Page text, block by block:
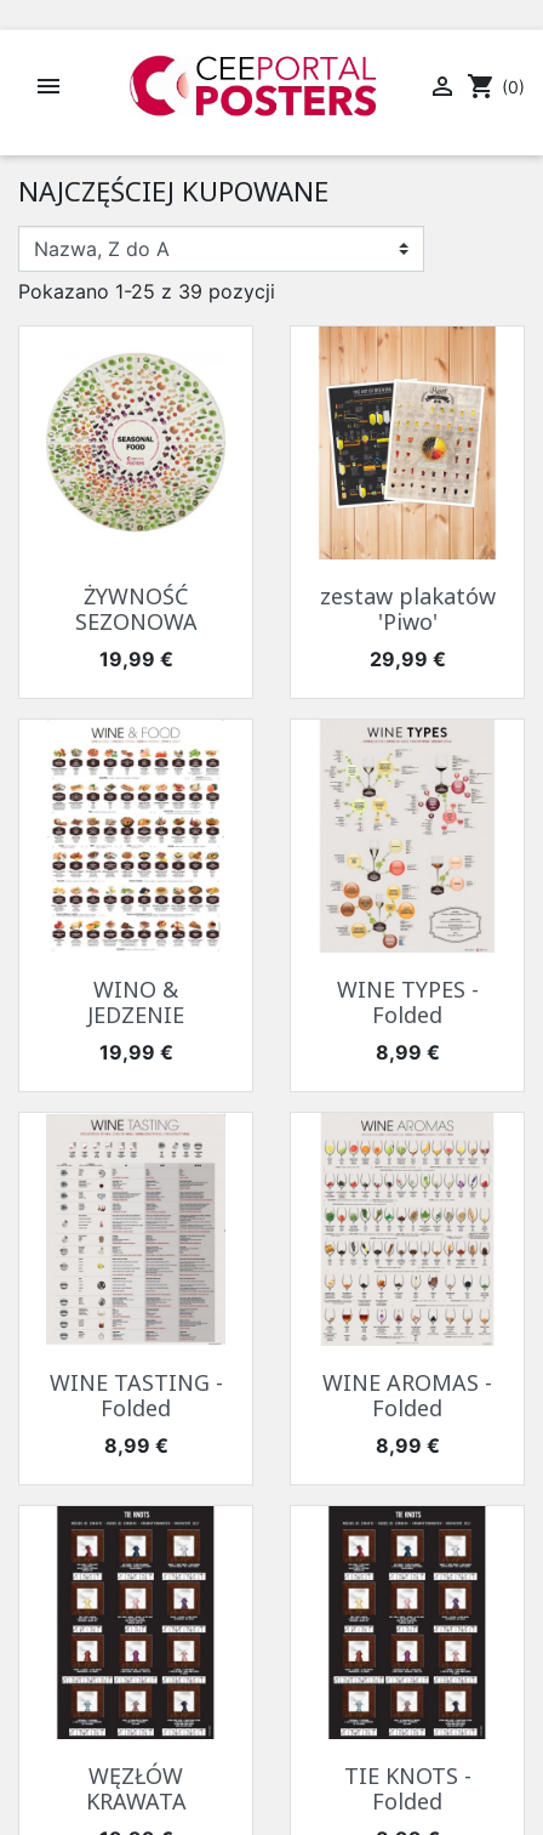
  shopping_cart (0)
NAJCZĘŚCIEJ KUPOWANE
Pokazano 1-25 z 39 pozycji
ŻYWNOŚĆ
SEZONOWA
Cena
19,99 €
zestaw plakatów
'Piwo'
Cena
29,99 €
WINO &
JEDZENIE
Cena
19,99 €
WINE TYPES -
Folded
Cena
8,99 €
WINE TASTING -
Folded
Cena
8,99 €
WINE AROMAS -
Folded
Cena
8,99 €
WĘZŁÓW
KRAWATA
TIE KNOTS -
Folded